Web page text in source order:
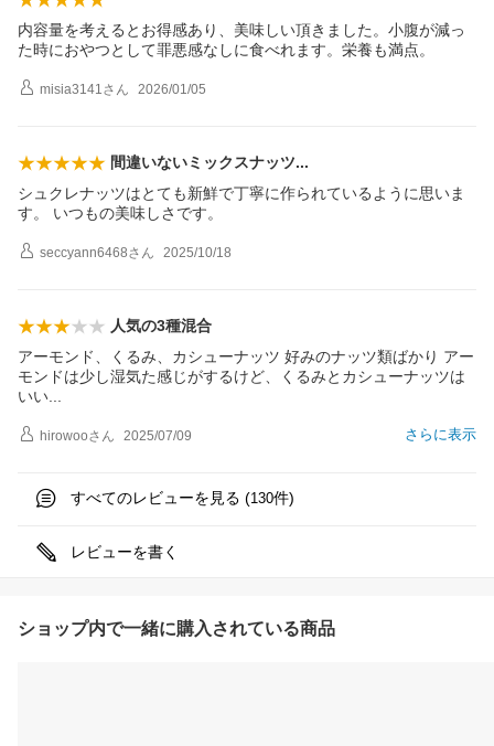
内容量を考えるとお得感あり、美味しい頂きました。小腹が減っ
た時におやつとして罪悪感なしに食べれます。栄養も満点。
misia3141さん 2026/01/05
間違いないミックスナッツ
シュクレナッツはとても新鮮で丁寧に作られているように思いま
す。 いつもの美味しさです。
seccyann6468さん 2025/10/18
人気の3種混合
アーモンド、くるみ、カシューナッツ 好みのナッツ類ばかり アー
モンドは少し湿気た感じがするけど、くるみとカシューナッツは
いい
さらに表示
hirowooさん 2025/07/09
すべてのレビューを見る (130件)
レビューを書く
ショップ内で一緒に購入されている商品